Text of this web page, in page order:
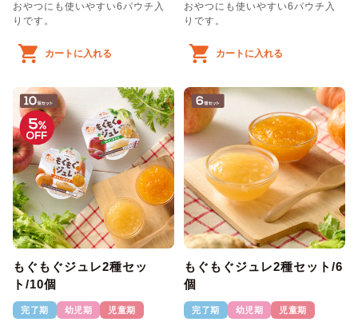
おやつにも使いやすい6パウチ入
りです。
カートに入れる
おやつにも使いやすい6パウチ入
りです。
カートに入れる
もぐもぐジュレ2種セッ
ト/10個
完了期 幼児期 児童期
もぐもぐジュレ2種セット/6
個
完了期 幼児期 児童期